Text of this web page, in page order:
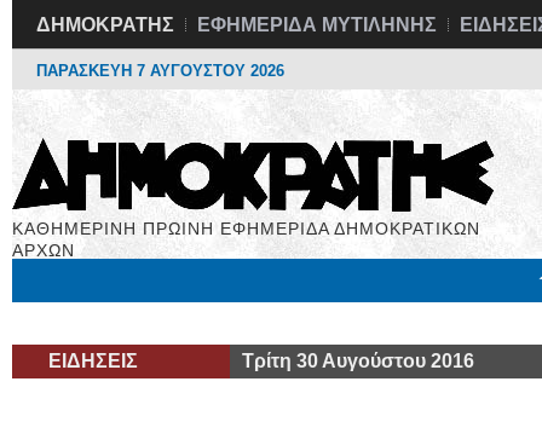
ΔΗΜΟΚΡΑΤΗΣ ΕΦΗΜΕΡΙΔΑ ΜΥΤΙΛΗΝΗΣ
ΠΑΡΑΣΚΕΥΗ 7 ΑΥΓΟΥΣΤΟΥ 2026
ΚΑΘΗΜΕΡΙΝΗ ΠΡΩΙΝΗ ΕΦΗΜΕΡΙΔΑ ΔΗΜΟΚΡΑΤΙΚΩΝ
ΑΡΧΩΝ
ΕΙΔΗΣΕΙΣ Τρίτη 30 Αυγούστου 2016